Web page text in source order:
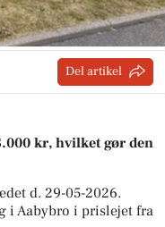
Del artikel
kr, hvilket gør den
d. 29-05-2026.
i Aabybro i prislejet fra